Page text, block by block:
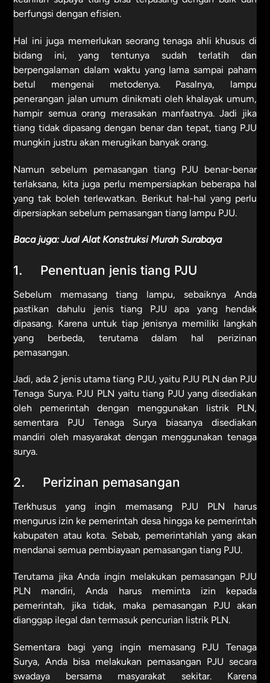
berfungsi dengan efisien.
Hal ini juga memerlukan seorang tenaga ahli khusus di
bidang ini, yang tentunya sudah terlatih dan
berpengalaman dalam waktu yang lama sampai paham
betul mengenai metodenya. Pasalnya, lampu
penerangan jalan umum dinikmati oleh khalayak umum,
hampir semua orang merasakan manfaatnya. Jadi jika
tiang tidak dipasang dengan benar dan tepat, tiang PJU
mungkin justru akan merugikan banyak orang.
Namun sebelum pemasangan tiang PJU benar-benar
terlaksana, kita juga perlu mempersiapkan beberapa hal
yang tak boleh terlewatkan. Berikut hal-hal yang perlu
dipersiapkan sebelum pemasangan tiang lampu PJU.
Baca juga:Jual Alat Konstruksi Murah Surabaya
1. Penentuan jenis tiang PJU
Sebelum memasang tiang lampu, sebaiknya Anda
pastikan dahulu jenis tiang PJU apa yang hendak
dipasang. Karena untuk tiap jenisnya memiliki langkah
yang berbeda, terutama dalam hal perizinan
pemasangan.
Jadi, ada 2 jenis utama tiang PJU, yaitu PJU PLN dan PJU
Tenaga Surya. PJU PLN yaitu tiang PJU yang disediakan
oleh pemerintah dengan menggunakan listrik PLN,
sementara PJU Tenaga Surya biasanya disediakan
mandiri oleh masyarakat dengan menggunakan tenaga
surya.
2. Perizinan pemasangan
Terkhusus yang ingin memasang PJU PLN harus
mengurus izin ke pemerintah desa hingga ke pemerintah
kabupaten atau kota. Sebab, pemerintahlah yang akan
mendanai semua pembiayaan pemasangan tiang PJU.
Terutama jika Anda ingin melakukan pemasangan PJU
PLN mandiri, Anda harus meminta izin kepada
pemerintah, jika tidak, maka pemasangan PJU akan
dianggap ilegal dan termasuk pencurian listrik PLN.
Sementara bagi yang ingin memasang PJU Tenaga
Surya, Anda bisa melakukan pemasangan PJU secara
swadaya bersama masyarakat sekitar. Karena